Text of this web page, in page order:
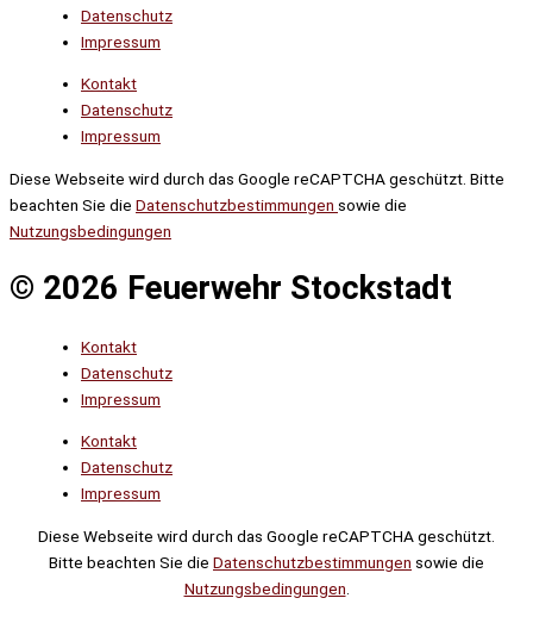
Datenschutz
Impressum
Kontakt
Datenschutz
Impressum
Diese Webseite wird durch das Google reCAPTCHA geschützt. Bitte
beachten Sie die Datenschutzbestimmungen sowie die
Nutzungsbedingungen
© 2026 Feuerwehr Stockstadt
Kontakt
Datenschutz
Impressum
Kontakt
Datenschutz
Impressum
Diese Webseite wird durch das Google reCAPTCHA geschützt.
Bitte beachten Sie die Datenschutzbestimmungen sowie die
Nutzungsbedingungen